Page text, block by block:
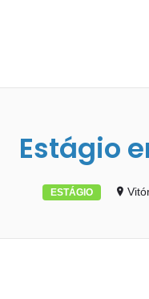
Estágio
ESTÁGIO